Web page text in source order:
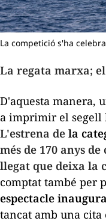
La competició s'ha
La regata marxa;
D'aquesta manera,
a imprimir el segell
L'estrena de la
més de 170 anys
llegat que deixa la
comptat també per
espectacle
tancat amb una cita